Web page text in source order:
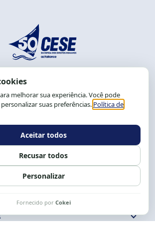
End.: R. da Graça, 150. Graça
CEP: 40.150-055
Salvador-BA, Brasil.
5457, Cel.: (71) 9 9239-2104 ou 2105
8h às 12h e 13 às 17h.
redes Fale conosco